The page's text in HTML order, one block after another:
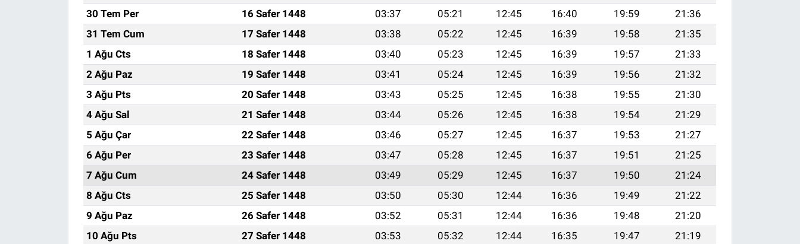
30 Tem Per
16 Safer 1448 03:37 05:21 12:45 16:40 19:59
21:36
31 Tem Cum
17 Safer 1448 03:38 05:22 12:45 16:39 19:58
21:35
1 Ağu Cts
18 Safer 1448 03:40 05:23 12:45 16:39 19:57
21:33
2 Ağu Paz
19 Safer 1448 03:41 05:24 12:45 16:39 19:56
21:32
3 Ağu Pts
20 Safer 1448 03:43 05:25 12:45 16:38 19:55
21:30
4 Ağu Sal
21 Safer 1448 03:44 05:26 12:45 16:38 19:54
21:29
5 Ağu Çar
22 Safer 1448 03:46 05:27 12:45 16:37 19:53
21:27
6 Ağu Per
23 Safer 1448 03:47 05:28 12:45 16:37 19:51
21:25
7 Ağu Cum
24 Safer 1448 03:49 05:29 12:45 16:37 19:50
21:24
8 Ağu Cts
25 Safer 1448 03:50 05:30 12:44 16:36 19:49
21:22
9 Ağu Paz
26 Safer 1448 03:52 05:31 12:44 16:36 19:48
21:20
10 Ağu Pts
27 Safer 1448 03:53 05:32 12:44 16:35 19:47
21:19